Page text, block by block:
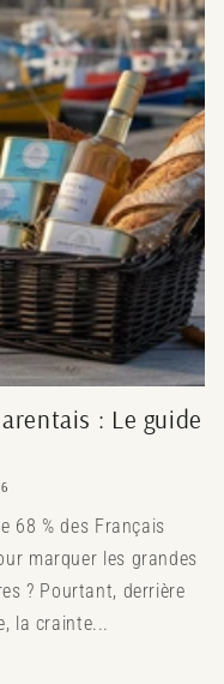
: Le guide
68 % des Français
marquer les grandes
? Pourtant, derrière
la crainte...